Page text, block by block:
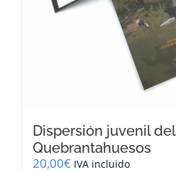
Dispersión juvenil del
Quebrantahuesos
20,00€ IVA incluido